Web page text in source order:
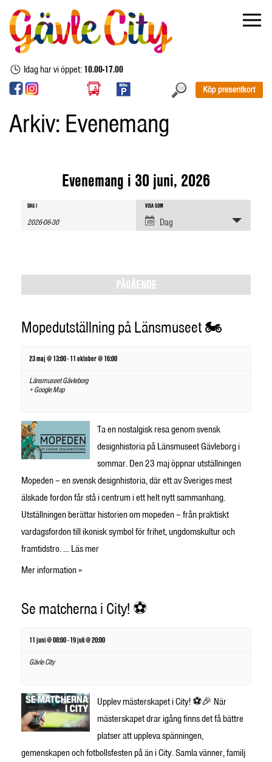
Idag har vi öppet:10.00-17.00
Arkiv: Evenemang
Evenemang i 30 juni, 2026
Evenemang
Views
Navigation
Evenemang
sök
DAG I Evenemang
Views
Navigation
VISA SOM
Dag
PÅGÅENDE
Mopedutställning på Länsmuseet 🏍️
23 maj @ 13:00-11 oktober @ 16:00
Länsmuseet Gävleborg
+ Google Map
Ta en nostalgisk resa genom svensk
designhistoria på Länsmuseet Gävleborg i
sommar. Den 23 maj öppnar utställningen
Mopeden – en svensk designhistoria, där ett av Sveriges mest
älskade fordon får stå i centrum i ett helt nytt sammanhang.
Utställningen berättar historien om mopeden – från praktiskt
vardagsfordon till ikonisk symbol för frihet, ungdomskultur och
framtidstro. … Läs mer
Mer information »
Se matcherna i City! ⚽
11 juni @ 08:00-19 juli @ 20:00
Gävle City
Upplev mästerskapet i City! ⚽🎉 När
mästerskapet drar igång finns det få bättre
platser att uppleva spänningen,
gemenskapen och fotbollsfesten på än i City. Samla vänner, familj